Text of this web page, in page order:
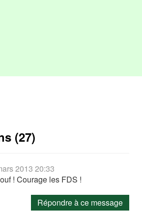
(27)
2013 20:33
! Courage les FDS !
Répondre à ce message